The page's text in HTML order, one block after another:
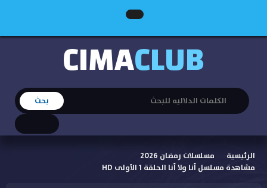
CIMACLUB
الرئيسية
مسلسلات رمضان 2026
مشاهدة مسلسل أنا ولا أنا الحلقة 1 الأولى HD